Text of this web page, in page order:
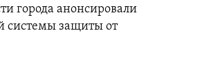
города анонсировали
системы защиты от